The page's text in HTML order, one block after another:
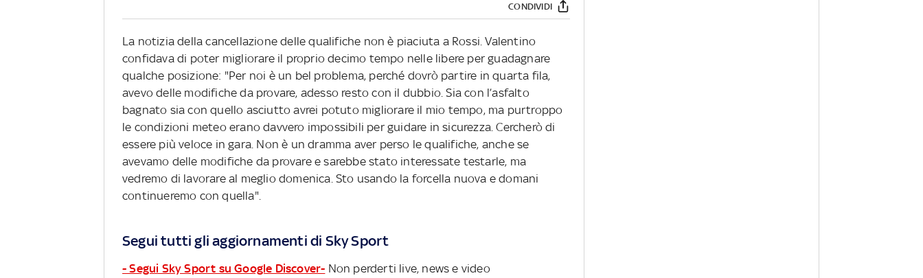
CONDIVIDI
La notizia della cancellazione delle qualifiche non è piaciuta a Rossi. Valentino
confidava di poter migliorare il proprio decimo tempo nelle libere per guadagnare
qualche posizione: "Per noi è un bel problema, perché dovrò partire in quarta fila,
avevo delle modifiche da provare, adesso resto con il dubbio. Sia con l’asfalto
bagnato sia con quello asciutto avrei potuto migliorare il mio tempo, ma purtroppo
le condizioni meteo erano davvero impossibili per guidare in sicurezza. Cercherò di
essere più veloce in gara. Non è un dramma aver perso le qualifiche, anche se
avevamo delle modifiche da provare e sarebbe stato interessate testarle, ma
vedremo di lavorare al meglio domenica. Sto usando la forcella nuova e domani
continueremo con quella".
Segui tutti gli aggiornamenti di Sky Sport
- Segui Sky Sport su Google Discover- Non perderti live, news e video